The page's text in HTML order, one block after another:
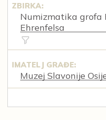
ZBIRKA:
Numizmatika grofa
Ehrenfelsa
IMATELJ GRAĐE:
Muzej Slavonije